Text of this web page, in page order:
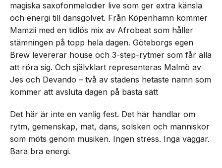
magiska saxofonmelodier live som ger extra känsla
och energi till dansgolvet. Från Köpenhamn kommer
Mamzii med en tidlös mix av Afrobeat som håller
stämningen på topp hela dagen. Göteborgs egen
Brew levererar house och 3-step-rytmer som får alla
att röra sig. Och självklart representeras Malmö av
Jes och Devando – två av stadens hetaste namn som
kommer att avsluta dagen på bästa sätt
Det här är inte en vanlig fest. Det här handlar om
rytm, gemenskap, mat, dans, solsken och människor
som möts genom musiken. Ingen stress. Inga väggar.
Bara bra energi.